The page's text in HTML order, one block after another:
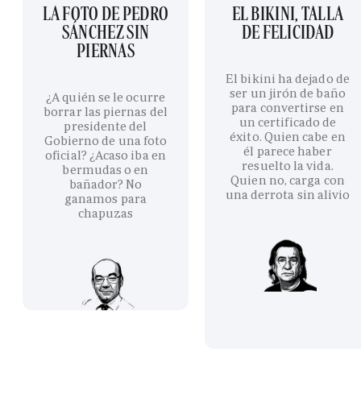
LA FOTO DE PEDRO
SÁNCHEZ SIN
PIERNAS
¿A quién se le ocurre
borrar las piernas del
presidente del
Gobierno de una foto
oficial? ¿Acaso iba en
bermudas o en
bañador? No
ganamos para
chapuzas
EL BIKINI, TALLA
DE FELICIDAD
El bikini ha dejado de
ser un jirón de baño
para convertirse en
un certificado de
éxito. Quien cabe en
él parece haber
resuelto la vida.
Quien no, carga con
una derrota sin alivio